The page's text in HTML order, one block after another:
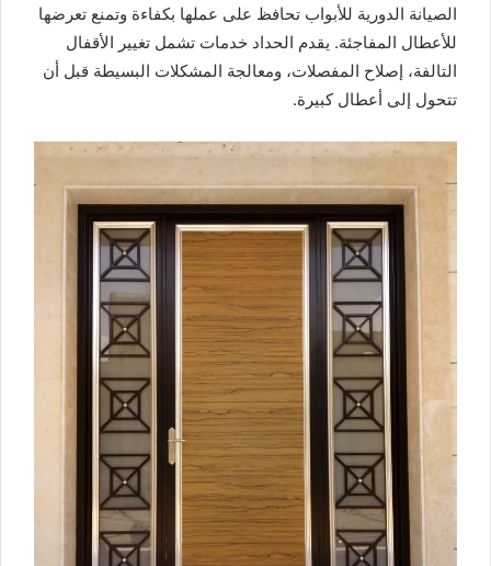
الصيانة الدورية للأبواب تحافظ على عملها بكفاءة وتمنع تعرضها
للأعطال المفاجئة. يقدم الحداد خدمات تشمل تغيير الأقفال
التالفة، إصلاح المفصلات، ومعالجة المشكلات البسيطة قبل أن
تتحول إلى أعطال كبيرة.